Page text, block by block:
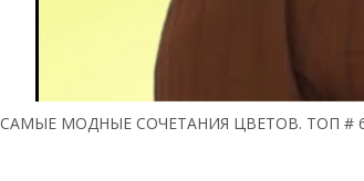
САМЫЕ МОДНЫЕ СОЧЕТАНИЯ ЦВЕТОВ. ТОП #